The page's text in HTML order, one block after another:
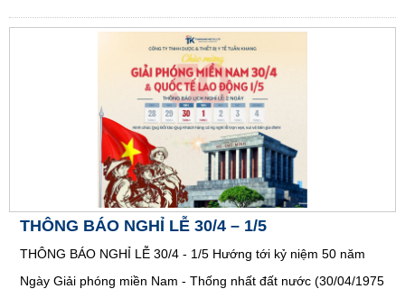
THÔNG BÁO NGHỈ LỄ 30/4 – 1/5
THÔNG BÁO NGHỈ LỄ 30/4 - 1/5 Hướng tới kỷ niệm 50 năm
Ngày Giải phóng miền Nam - Thống nhất đất nước (30/04/1975